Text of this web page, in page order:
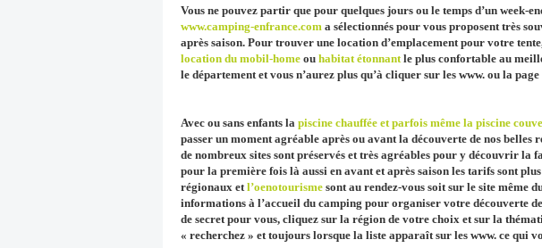
Vous ne pouvez partir que pour quelques jours ou le temps d’un week-
www.camping-enfrance.com a sélectionnés pour vous proposent très
après saison. Pour trouver une location d’emplacement pour votre
location du mobil-home ou habitat étonnantle plus confortable au
le département et vous n’aurez plus qu’à cliquer sur les www. ou la
Avec ou sans enfants la piscine chauffée et parfois même la piscine
passer un moment agréable après ou avant la découverte de nos
de nombreux sites sont préservés et très agréables pour y découvrir
pour la première fois là aussi en avant et après saison les tarifs sont
régionaux etl’oenotourisme sont au rendez-vous soit sur le site même
informations à l’accueil du camping pour organiser votre découverte
de secret pour vous, cliquez sur la région de votre choix et sur la
« recherchez » et toujours lorsque la liste apparaît sur les www. ce qui